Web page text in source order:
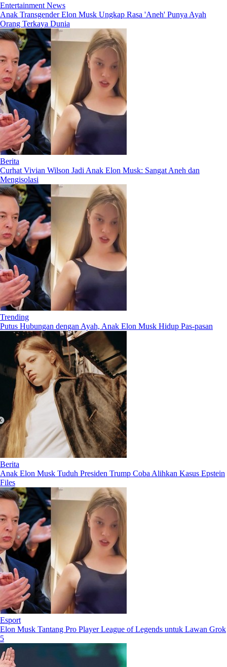
Entertainment News
Anak Transgender Elon Musk Ungkap Rasa 'Aneh' Punya Ayah
Orang Terkaya Dunia
Berita
Curhat Vivian Wilson Jadi Anak Elon Musk: Sangat Aneh dan
Mengisolasi
Trending
Putus Hubungan dengan Ayah, Anak Elon Musk Hidup Pas-pasan
Berita
Anak Elon Musk Tuduh Presiden Trump Coba Alihkan Kasus Epstein
Files
Esport
Elon Musk Tantang Pro Player League of Legends untuk Lawan Grok
5